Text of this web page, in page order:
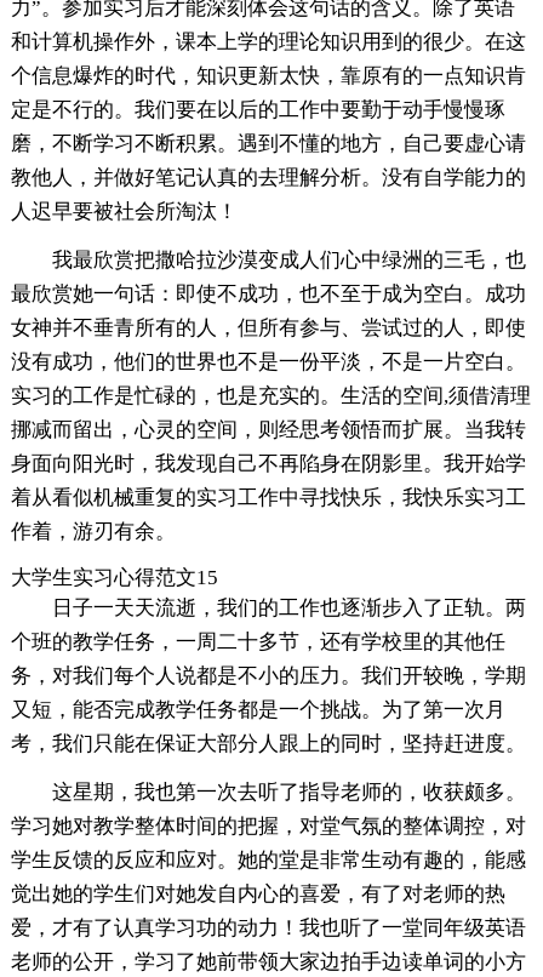
力”。参加实习后才能深刻体会这句话的含义。除了英语
和计算机操作外，课本上学的理论知识用到的很少。在这
个信息爆炸的时代，知识更新太快，靠原有的一点知识肯
定是不行的。我们要在以后的工作中要勤于动手慢慢琢
磨，不断学习不断积累。遇到不懂的地方，自己要虚心请
教他人，并做好笔记认真的去理解分析。没有自学能力的
人迟早要被社会所淘汰！
我最欣赏把撒哈拉沙漠变成人们心中绿洲的三毛，也
最欣赏她一句话：即使不成功，也不至于成为空白。成功
女神并不垂青所有的人，但所有参与、尝试过的人，即使
没有成功，他们的世界也不是一份平淡，不是一片空白。
实习的工作是忙碌的，也是充实的。生活的空间,须借清理
挪减而留出，心灵的空间，则经思考领悟而扩展。当我转
身面向阳光时，我发现自己不再陷身在阴影里。我开始学
着从看似机械重复的实习工作中寻找快乐，我快乐实习工
作着，游刃有余。
大学生实习心得范文15
日子一天天流逝，我们的工作也逐渐步入了正轨。两
个班的教学任务，一周二十多节，还有学校里的其他任
务，对我们每个人说都是不小的压力。我们开较晚，学期
又短，能否完成教学任务都是一个挑战。为了第一次月
考，我们只能在保证大部分人跟上的同时，坚持赶进度。
这星期，我也第一次去听了指导老师的，收获颇多。
学习她对教学整体时间的把握，对堂气氛的整体调控，对
学生反馈的反应和应对。她的堂是非常生动有趣的，能感
觉出她的学生们对她发自内心的喜爱，有了对老师的热
爱，才有了认真学习功的动力！我也听了一堂同年级英语
老师的公开，学习了她前带领大家边拍手边读单词的小方